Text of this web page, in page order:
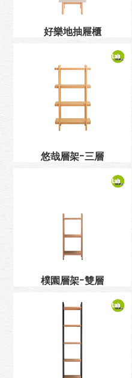
好樂地抽屜櫃
悠哉層架-三層
樸園層架-雙層